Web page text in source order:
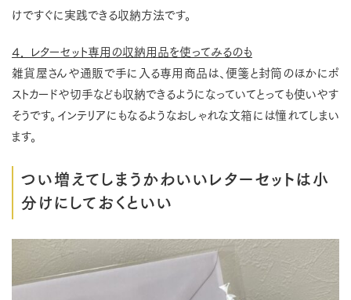
けですぐに実践できる収納方法です。
４． レターセット専用の収納用品を使ってみるのも
雑貨屋さんや通販で手に入る専用商品は、便箋と封筒のほかにポ
ストカードや切手なども収納できるようになっていてとっても使いやす
そうです。インテリアにもなるようなおしゃれな文箱には憧れてしまい
ます。
つい増えてしまうかわいいレターセットは小
分けにしておくといい